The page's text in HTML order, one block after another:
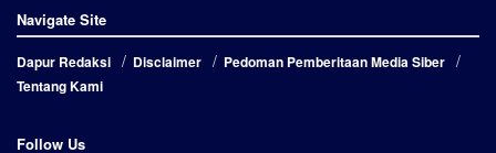
Navigate Site
Dapur Redaksi Disclaimer
Pedoman Pemberitaan Media Siber
Tentang Kami
Follow Us